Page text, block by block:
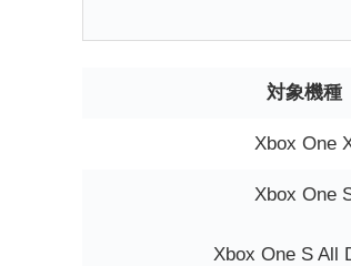
対象機種
Xbox One
Xbox One
Xbox One S All